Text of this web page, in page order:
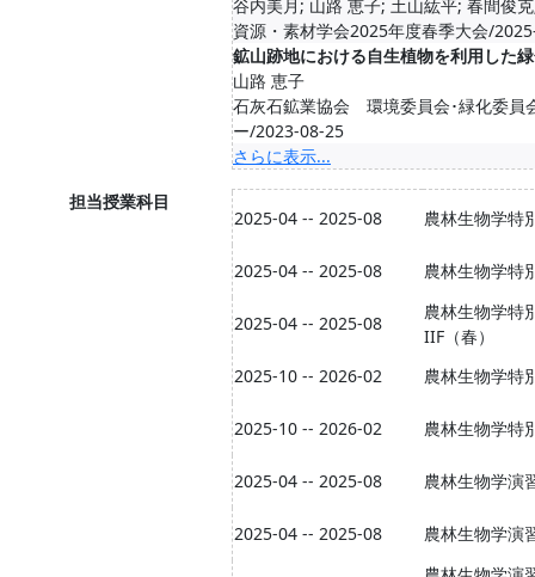
谷内美月; 山路 恵子; 土山紘平; 春間俊
資源・素材学会2025年度春季大会/
鉱山跡地における自生植物を利用した
山路 恵子
石灰石鉱業協会 環境委員会･緑化委員
ー/2023-08-25
さらに表示...
担当授業科目
2025-04 -- 2025-08 農林生物学特
2025-04 -- 2025-08 農林生物学特
2025-04 -- 2025-08
農林生物学特
IIF（春）
2025-10 -- 2026-02
農林生物学特
2025-10 -- 2026-02 農林生物学特
2025-04 -- 2025-08 農林生物学演
2025-04 -- 2025-08 農林生物学演